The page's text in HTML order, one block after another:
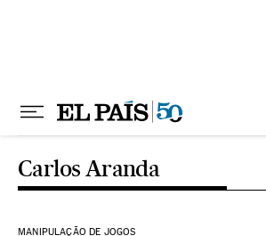
Carlos Aranda
MANIPULAÇÃO DE JOGOS